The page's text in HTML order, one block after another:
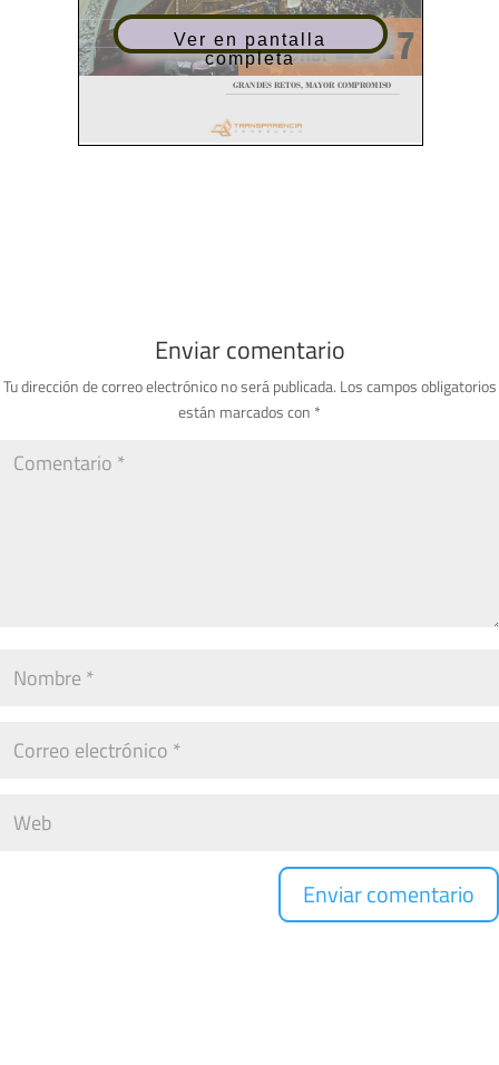
Ver en pantalla
completa
Enviar comentario
Tu dirección de correo electrónico no será publicada. Los campos obligatorios
están marcados con *